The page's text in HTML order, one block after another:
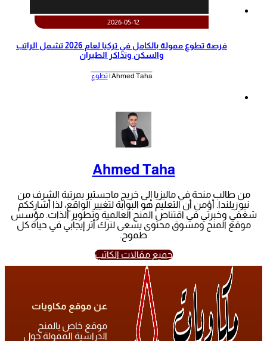
2026-05-12
‫فرصة تطوع ممولة بالكامل في تركيا لعام 2026 تشمل الراتب
والسكن وتذاكر الطيران‬
Ahmed Taha | تطوع
Ahmed Taha
من طالب منحة في ماليزيا إلى خريج ماجستير بمرتبة الشرف من
نيوزيلندا. أؤمن أن التعليم هو البوابة لتغيير الواقع، لذا أشارككم
شغفي وخبرتي في اقتناص المنح العالمية وتطوير الذات. مؤسس
موقع المنح ومسوق محتوى يسعى لترك أثر إيجابي في حياة كل
طموح.
جميع مقالات الكاتب
عن موقع مكاويات
موقع خاص بالمنح
الدراسية الممولة حول